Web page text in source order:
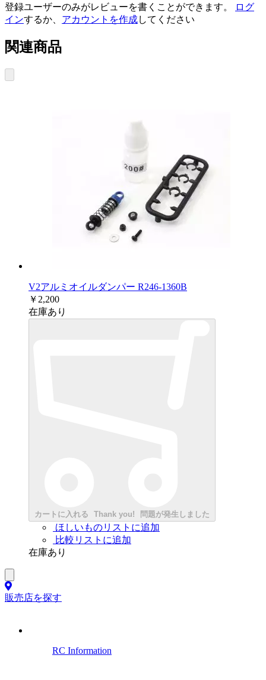
登録ユーザーのみがレビューを書くことができます。
ログ
インするか、 アカウントを作成してください
関連商品
V2アルミオイルダンパー R246-1360B
￥2,200
在庫あり
カートに入れる Thank you! 問題が発生しました
ほしいものリストに追加
比較リストに追加
在庫あり
販売店を探す
RC Information